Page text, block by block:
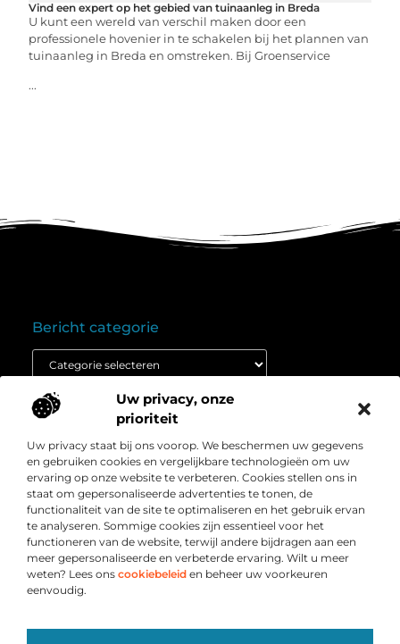
Uw privacy, onze
prioriteit
Uw privacy staat bij ons voorop. We beschermen uw gegevens
en gebruiken cookies en vergelijkbare technologieën om uw
ervaring op onze website te verbeteren. Cookies stellen ons in
staat om gepersonaliseerde advertenties te tonen, de
functionaliteit van de site te optimaliseren en het gebruik ervan
te analyseren. Sommige cookies zijn essentieel voor het
functioneren van de website, terwijl andere bijdragen aan een
meer gepersonaliseerde en verbeterde ervaring. Wilt u meer
weten? Lees ons cookiebeleid en beheer uw voorkeuren
eenvoudig.
Vind een expert op het gebied van tuinaanleg in Breda
U kunt een wereld van verschil maken door een
professionele hovenier in te schakelen bij het plannen van
tuinaanleg in Breda en omstreken. Bij Groenservice
...
Over
Bedrijf
” Het platform voor slimme inzichten en
conversieboosts “
Duik in waardevolle content, praktische strategieën en
inspirerende cases die jouw webshop naar een hoger
niveau tillen. Welkom bij Webshop-conversie.nl – jouw
bron voor resultaatgerichte kennis en online groei.
Onze informatie
Bericht categorie